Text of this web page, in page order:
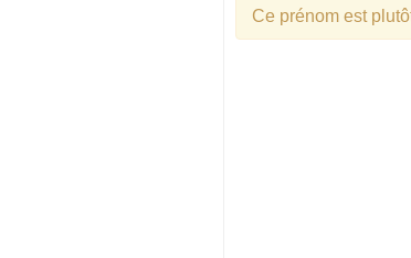
Ce prénom est